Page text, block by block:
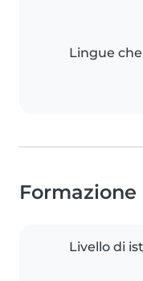
Lingue
Livello di